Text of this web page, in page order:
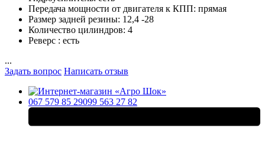
Передача мощности от двигателя к КПП: прямая
Размер задней резины: 12,4 -28
Количество цилиндров: 4
Реверс : есть
...
Задать вопрос Написать отзыв
067 579 85 29099 563 27 82